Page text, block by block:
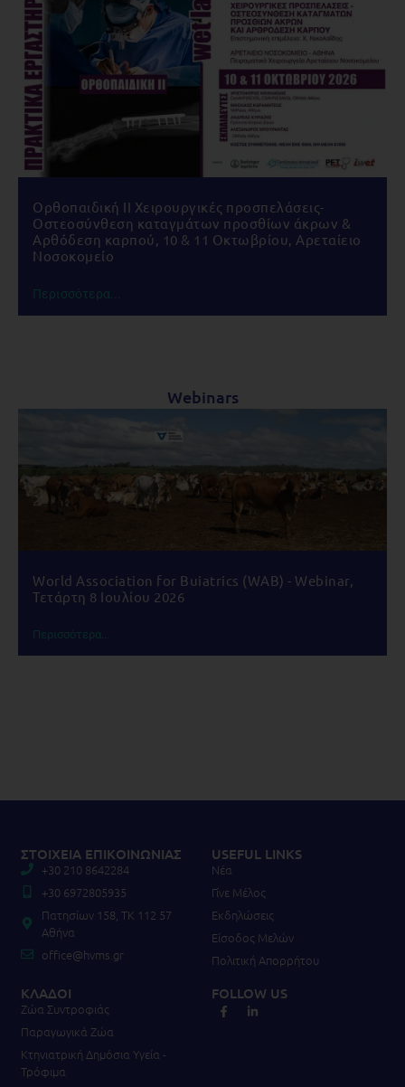
Ορθοπαιδική IΙ Χειρουργικές προσπελάσεις-
Οστεοσύνθεση καταγμάτων προσθίων άκρων &
Αρθόδεση καρπού, 10 & 11 Οκτωβρίου, Αρεταίειο
Νοσοκομείο
Περισσότερα...
Webinars
World Association for Buiatrics (WAB) - Webinar,
Τετάρτη 8 Ιουλίου 2026
Περισσότερα...
ΣΤΟΙΧΕΙΑ ΕΠΙΚΟΙΝΩΝΙΑΣ
+30 210 8642284
+30 6972805935
Πατησίων 158, TK 112 57
Αθήνα
office@hvms.gr
USEFUL LINKS
Νέα
Γίνε Μέλος
Εκδηλώσεις
Είσοδος Μελών
Πολιτική Απορρήτου
ΚΛΑΔΟΙ
Ζώα Συντροφιάς
Παραγωγικά Ζώα
Κτηνιατρική Δημόσια Υγεία -
Τρόφιμα
FOLLOW US